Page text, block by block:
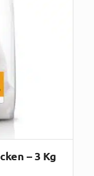
– 3 Kg